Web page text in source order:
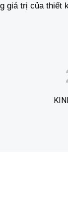
giá trị của thiết